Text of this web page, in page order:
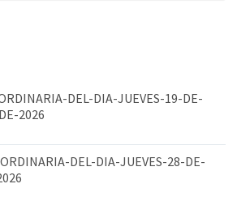
DEL-DIA-JUEVES-19-DE-
2026
DEL-DIA-JUEVES-28-DE-